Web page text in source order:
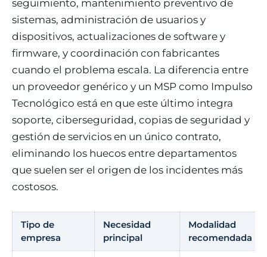
seguimiento, mantenimiento preventivo de
sistemas, administración de usuarios y
dispositivos, actualizaciones de software y
firmware, y coordinación con fabricantes
cuando el problema escala. La diferencia entre
un proveedor genérico y un MSP como Impulso
Tecnológico está en que este último integra
soporte, ciberseguridad, copias de seguridad y
gestión de servicios en un único contrato,
eliminando los huecos entre departamentos
que suelen ser el origen de los incidentes más
costosos.
Tipo de
empresa
Necesidad
principal
Modalidad
recomendada